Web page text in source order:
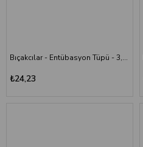
Bıçakcılar - Entübasyon Tüpü - 3,0 mm - Balonsuz (Kafsız)
₺24,23